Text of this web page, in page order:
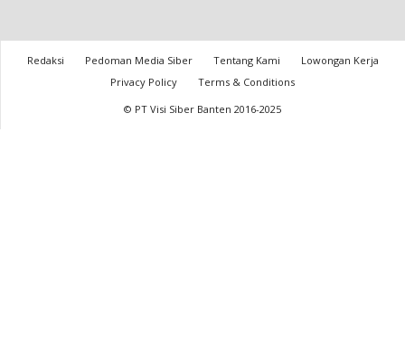
Redaksi Pedoman Media Siber Tentang Kami
Lowongan Kerja
Privacy Policy
Terms & Conditions
© PT Visi Siber Banten 2016-2025